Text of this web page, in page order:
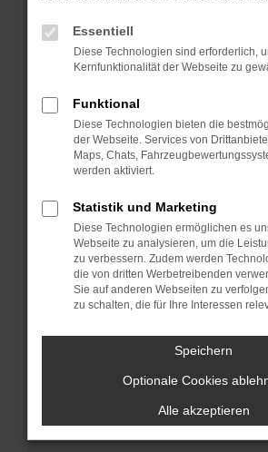
können das Laden bestimmter
verhindern. Funktioniert die
anderen Browser oder in einem
Starte dein Gerät neu.
Das kann manchmal helfen,
Probleme zu beheben.
Betriebssystem auf dem
sind.
Veraltete Software birgt nicht
Sicherheitsrisiko, sondern kann
führen, dass bestimmte
unterstützt werden.
Wende dich an den
Wenn du alle oben genannten
hast, kontaktiere uns bitte. Wir
versuchen, das Problem zu
uns diesen Text schicken, um
Essentiell
Diese Technologien sind erforderlich,
Kernfunktionalität der Webseite zu
Funktional
Diese Technologien bieten die
der Webseite. Services von
Maps, Chats,
werden aktiviert.
Statistik und Marketing
Diese Technologien ermöglichen es
Webseite zu analysieren, um die
zu verbessern. Zudem werden
die von dritten Werbetreibenden
Sie auf anderen Webseiten zu
zu schalten, die für Ihre Interessen
Speichern
Optionale Cookies
Alle akzeptieren